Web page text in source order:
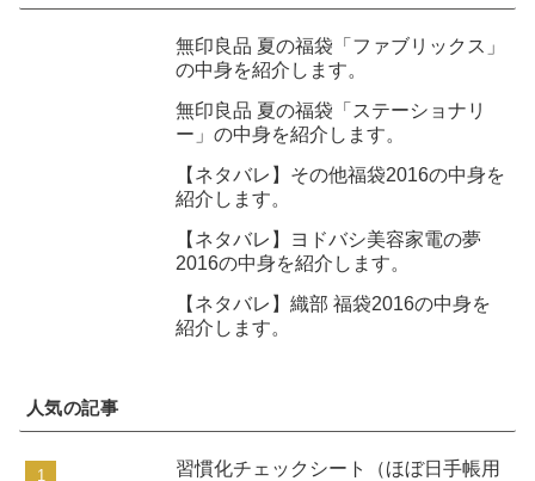
無印良品 夏の福袋「ファブリックス」
の中身を紹介します。
無印良品 夏の福袋「ステーショナリ
ー」の中身を紹介します。
【ネタバレ】その他福袋2016の中身を
紹介します。
【ネタバレ】ヨドバシ美容家電の夢
2016の中身を紹介します。
【ネタバレ】織部 福袋2016の中身を
紹介します。
人気の記事
習慣化チェックシート（ほぼ日手帳用